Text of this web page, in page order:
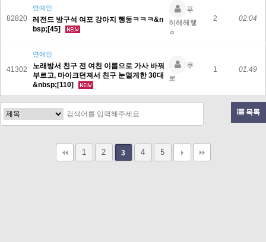
82820
연예인
레전드 방구석 여포 강아지 행동ㅋㅋㅋ&n
bsp;[45]
푸
히헤헤햏
ㅎ
2 02:04
41302
연예인
노래방서 친구 전 여친 이름으로 가사 바꿔
부르고, 마이크던져서 친구 눈멀게한 30대
&nbsp;[110]
쿠
로
1 01:49
목록
1 2 3 4 5